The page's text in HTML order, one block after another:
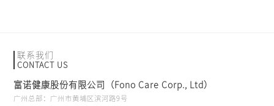
联系我们
CONTACT US
富诺健康股份有限公司（Fono Care Corp., Ltd）
广州总部：广州市黄埔区滨河路9号